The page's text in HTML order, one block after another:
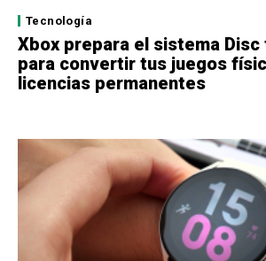
Tecnología
Xbox prepara el sistema
para convertir tus juegos
licencias permanentes